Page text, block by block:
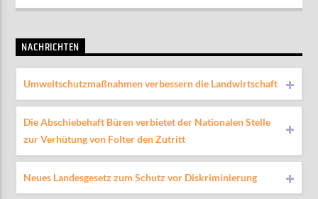
NACHRICHTEN
Umweltschutzmaßnahmen verbessern die Landwirtschaft
Die Abschiebehaft Büren verbietet der Nationalen Stelle
zur Verhütung von Folter den Zutritt
Neues Landesgesetz zum Schutz vor Diskriminierung